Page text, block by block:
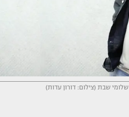
שלומי שבת (צילום: דורון עדות)